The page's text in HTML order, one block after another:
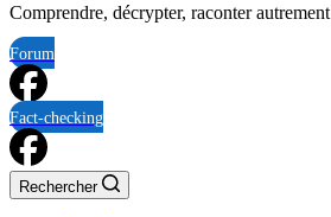
Comprendre, décrypter, raconter autrement
Forum
Fact-checking
Rechercher